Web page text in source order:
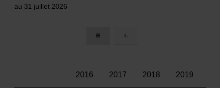
au 31 juillet 2026
2016 2017 2018 2019